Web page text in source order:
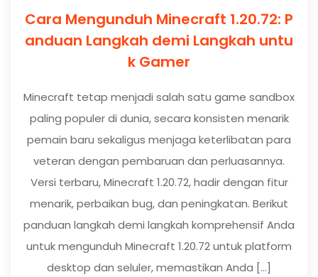
Cara Mengunduh Minecraft 1.20.72: P
anduan Langkah demi Langkah untu
k Gamer
Minecraft tetap menjadi salah satu game sandbox
paling populer di dunia, secara konsisten menarik
pemain baru sekaligus menjaga keterlibatan para
veteran dengan pembaruan dan perluasannya.
Versi terbaru, Minecraft 1.20.72, hadir dengan fitur
menarik, perbaikan bug, dan peningkatan. Berikut
panduan langkah demi langkah komprehensif Anda
untuk mengunduh Minecraft 1.20.72 untuk platform
desktop dan seluler, memastikan Anda […]